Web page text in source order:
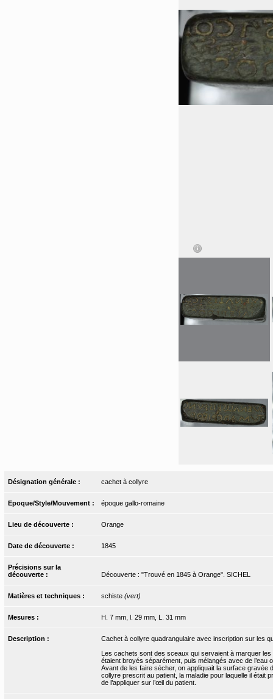
Désignation générale : cachet à collyre
Epoque/Style/Mouvement : époque gallo-romaine
Lieu de découverte : Orange
Date de découverte : 1845
Précisions sur la
découverte :
Découverte : "Trouvé en 1845 à Orange". SICHEL
Matières et techniques : schiste (vert)
Mesures : H. 7 mm, l. 29 mm, L. 31 mm
Description :
Cachet à collyre quadrangulaire avec inscription sur les
Les cachets sont des sceaux qui servaient à marquer
étaient broyés séparément, puis mélangés avec de l’eau
Avant de les faire sécher, on appliquait la surface gravée
collyre prescrit au patient, la maladie pour laquelle il était
de l’appliquer sur l’œil du patient.